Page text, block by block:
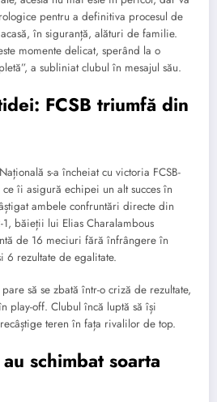
pentru a definitiva procesul de
în siguranță, alături de familie.
momente delicat, sperând la o
a subliniat clubul în mesajul său.
FCSB triumfă din
s-a încheiat cu victoria FCSB-
îi asigură echipei un alt succes în
ambele confruntări directe din
băieții lui Elias Charalambous
de 16 meciuri fără înfrângere în
6 rezultate de egalitate.
să se zbată într-o criză de rezultate,
play-off. Clubul încă luptă să își
teren în fața rivalilor de top.
schimbat soarta